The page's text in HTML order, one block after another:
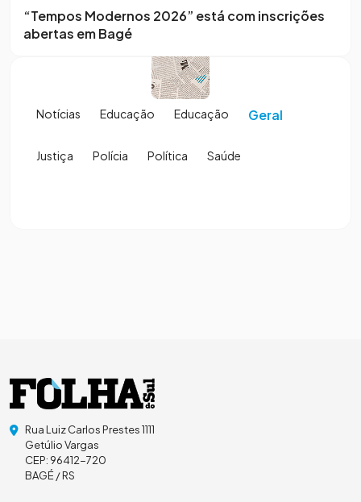
“Tempos Modernos 2026” está com inscrições
abertas em Bagé
Notícias Educação Educação Geral
Justiça Polícia Política Saúde
Rua Luiz Carlos Prestes 1111
Getúlio Vargas
CEP: 96412-720
BAGÉ / RS